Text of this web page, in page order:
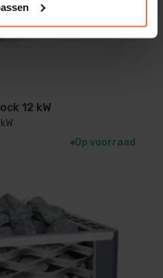
12 kW
Op voorraad